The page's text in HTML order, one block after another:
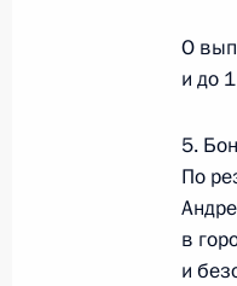
11
25
О
и до
5.
По
в
и